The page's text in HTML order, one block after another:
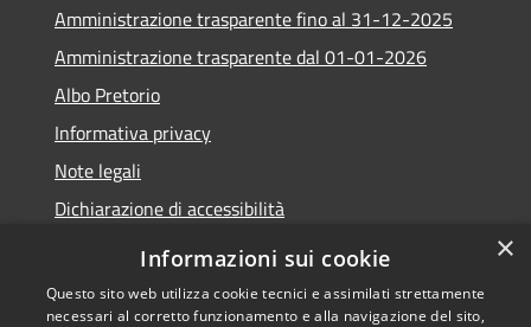
Amministrazione trasparente fino al 31-12-2025
Amministrazione trasparente dal 01-01-2026
Albo Pretorio
Informativa privacy
Note legali
Dichiarazione di accessibilità
×
Informazioni sui cookie
Questo sito web utilizza cookie tecnici e assimilati strettamente
necessari al corretto funzionamento e alla navigazione del sito,